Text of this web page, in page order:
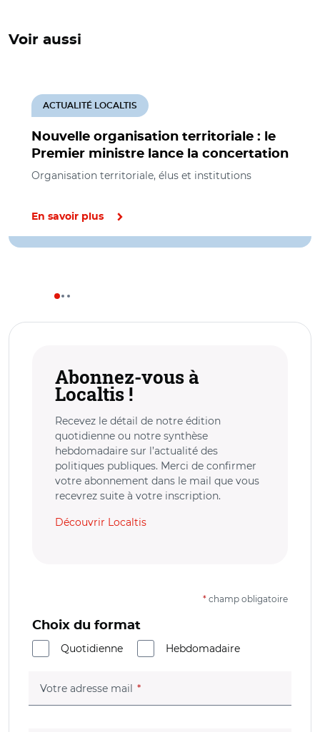
Voir aussi
Nouvelle organisation territoriale : le
Premier ministre lance la concertation
ACTUALITÉ LOCALTIS
Organisation territoriale, élus et institutions
En savoir plus
Abonnez-vous à
Localtis !
Recevez le détail de notre édition
quotidienne ou notre synthèse
hebdomadaire sur l’actualité des
politiques publiques. Merci de confirmer
votre abonnement dans le mail que vous
recevrez suite à votre inscription.
Découvrir Localtis
* champ obligatoire
Choix du format
Quotidienne
Hebdomadaire
Votre adresse mail (champ obligatoire)